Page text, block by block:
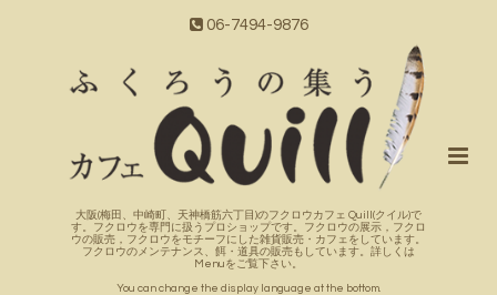
06-7494-9876
大阪(梅田、中崎町、天神橋筋六丁目)のフクロウカフェ Quill(クイル)で
す。フクロウを専門に扱うプロショップです。フクロウの展示，フクロ
ウの販売，フクロウをモチーフにした雑貨販売・カフェをしています。
フクロウのメンテナンス、餌・道具の販売もしています。詳しくは
Menuをご覧下さい。
You can change the display language at the bottom.